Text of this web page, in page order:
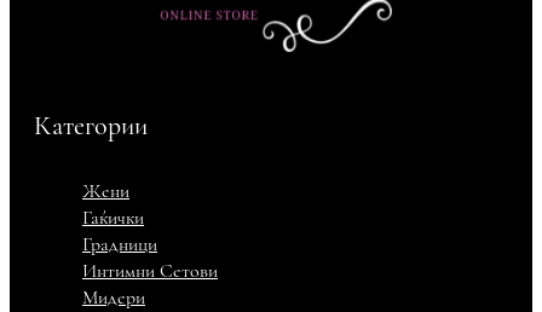
Категории
Жени
Гаќички
Градници
Интимни Сетови
Мидери